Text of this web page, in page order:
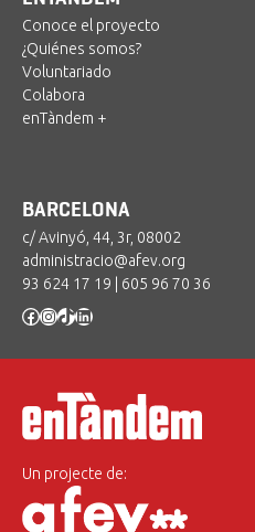
Conoce el proyecto
¿Quiénes somos?
Voluntariado
Colabora
enTàndem +
BARCELONA
c/ Avinyó, 44, 3r, 08002
administracio@afev.org
93 624 17 19
605 96 70 36
Facebook
Instagram
TikTok
LinkedIn
Un projecte de: